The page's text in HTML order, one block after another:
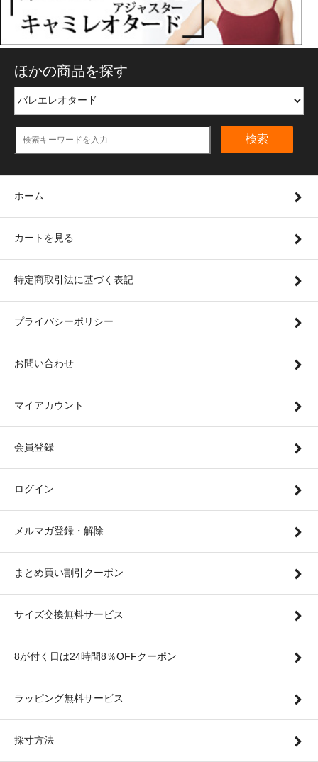
ほかの商品を探す
検索
ホーム
カートを見る
特定商取引法に基づく表記
プライバシーポリシー
お問い合わせ
マイアカウント
会員登録
ログイン
メルマガ登録・解除
まとめ買い割引クーポン
サイズ交換無料サービス
8が付く日は24時間8％OFFクーポン
ラッピング無料サービス
採寸方法